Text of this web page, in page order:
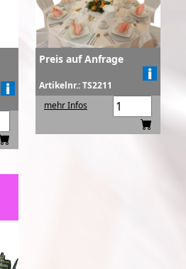
Preis auf Anfrage
Artikelnr.: TS2211
mehr Infos